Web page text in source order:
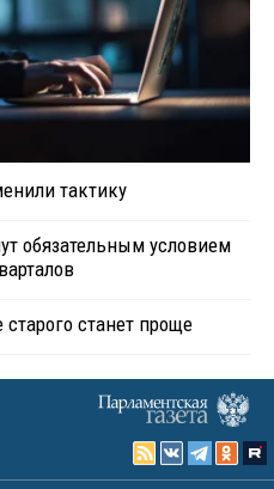
тактику
обязательным условием
станет проще